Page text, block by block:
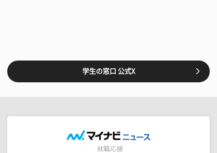
学生の窓口 公式X